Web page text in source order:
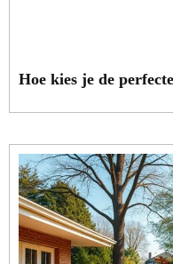
Hoe kies je de